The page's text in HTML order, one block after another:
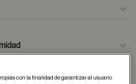
con la finalidad de garantizar al usuario